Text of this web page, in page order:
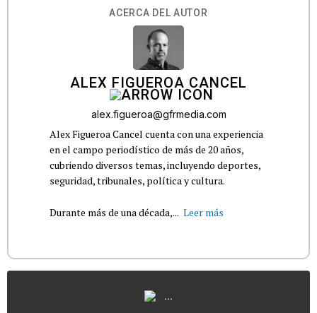
ACERCA DEL AUTOR
ALEX FIGUEROA CANCEL
alex.figueroa@gfrmedia.com
Alex Figueroa Cancel cuenta con una experiencia
en el campo periodístico de más de 20 años,
cubriendo diversos temas, incluyendo deportes,
seguridad, tribunales, política y cultura.
Durante más de una década,... Leer más
...